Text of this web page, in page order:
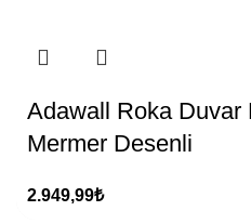
Adawall Roka Duvar
Mermer Desenli
2.949,99₺